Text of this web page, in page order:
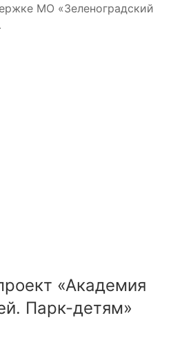
МО «Зеленоградский
«Академия
Парк-детям»